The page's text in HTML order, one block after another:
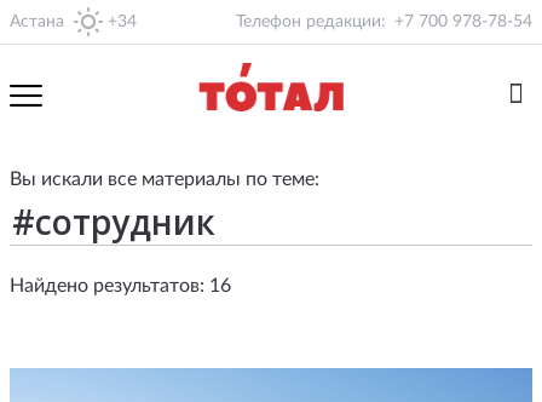
Астана +34 Телефон редакции: +7 700 978-78-54
Вы искали все материалы по теме:
Найдено результатов: 16